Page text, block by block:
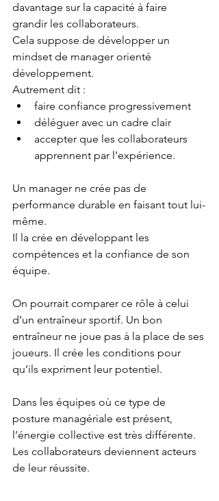
davantage sur la capacité à faire
grandir les collaborateurs.
Cela suppose de développer un
mindset de manager orienté
développement.
Autrement dit :
faire confiance progressivement
déléguer avec un cadre clair
accepter que les collaborateurs
apprennent par l’expérience.
Un manager ne crée pas de
performance durable en faisant tout lui-
même.
Il la crée en développant les
compétences et la confiance de son
équipe.
On pourrait comparer ce rôle à celui
d’un entraîneur sportif. Un bon
entraîneur ne joue pas à la place de ses
joueurs. Il crée les conditions pour
qu’ils expriment leur potentiel.
Dans les équipes où ce type de
posture managériale est présent,
l’énergie collective est très différente.
Les collaborateurs deviennent acteurs
de leur réussite.